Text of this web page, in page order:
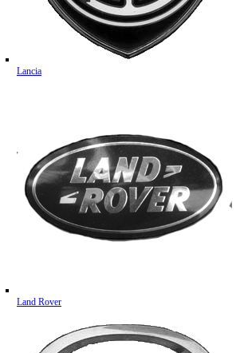
Lancia
Land Rover